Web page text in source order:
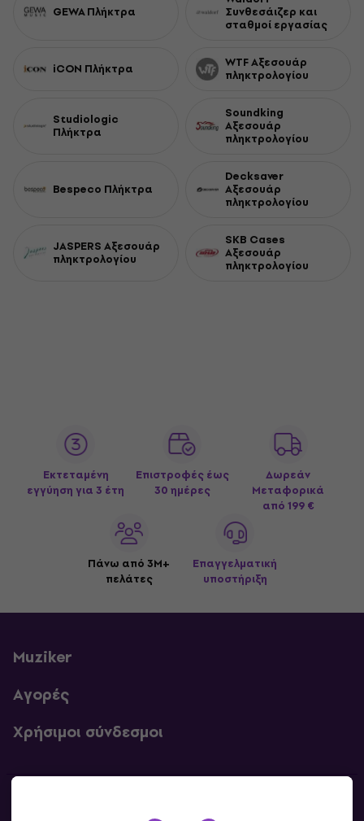
GEWA Πλήκτρα Συνθεσάιζερ και
σταθμοί εργασίας
iCON Πλήκτρα WTF Αξεσουάρ
πληκτρολογίου
Studiologic
Πλήκτρα
Soundking
Αξεσουάρ
πληκτρολογίου
Bespeco Πλήκτρα
Decksaver
Αξεσουάρ
πληκτρολογίου
JASPERS Αξεσουάρ
πληκτρολογίου
SKB Cases
Αξεσουάρ
πληκτρολογίου
Εκτεταμένη
εγγύηση για 3 έτη
Επιστροφές έως
30 ημέρες
Δωρεάν
Μεταφορικά
από 199 €
Πάνω από 3M+
πελάτες
Επαγγελματική
υποστήριξη
Muziker
Αγορές
Χρήσιμοι σύνδεσμοι